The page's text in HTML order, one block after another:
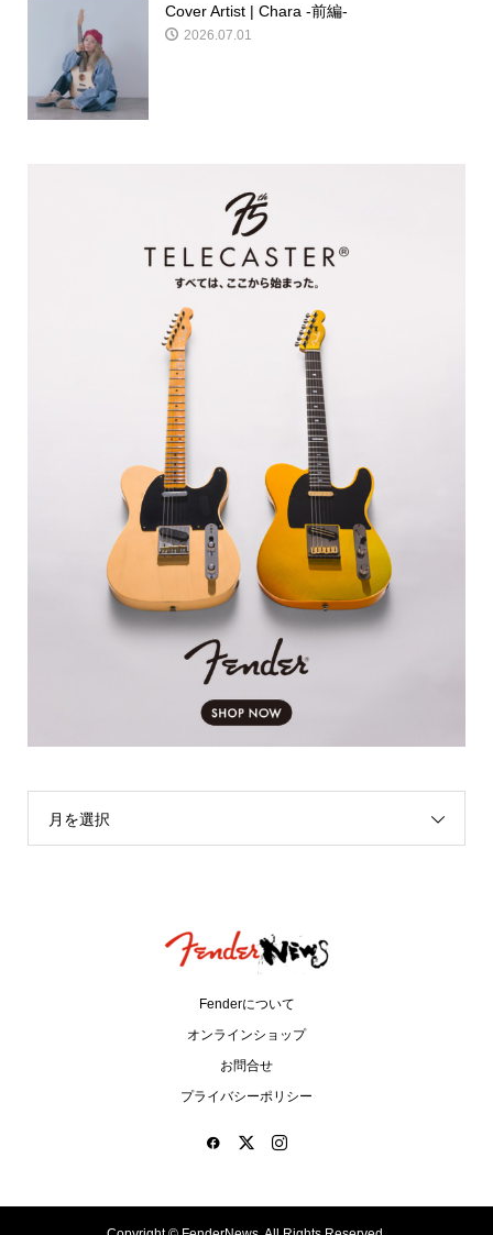
Cover Artist | Chara -前編-
2026.07.01
月を選択
Fenderについて
オンラインショップ
お問合せ
プライバシーポリシー